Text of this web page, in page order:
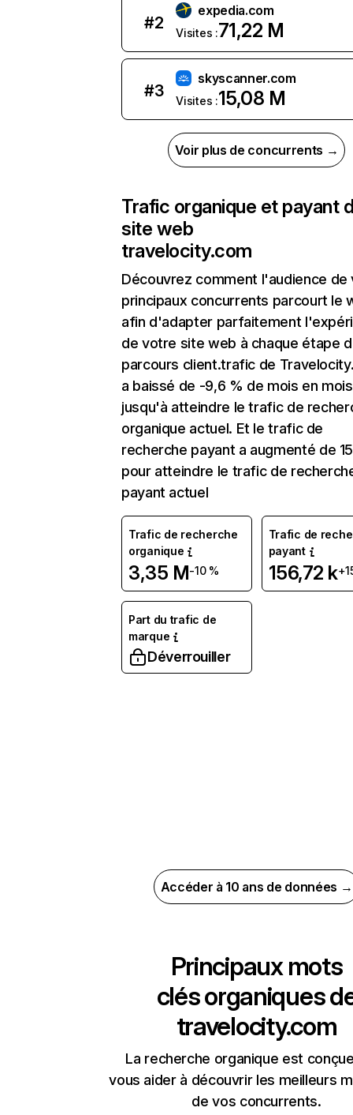
#2
expedia.com
Visites :71,22 M
#3
skyscanner.com
Visites :15,08 M
Voir plus de concurrents →
Trafic organique et payant
site web
travelocity.com
Découvrez comment l'audience de
principaux concurrents parcourt le
afin d'adapter parfaitement
de votre site web à chaque étape
parcours client.trafic de
a baissé de -9,6 % de mois en mois
jusqu'à atteindre le trafic de
organique actuel. Et le trafic de
recherche payant a augmenté de
pour atteindre le trafic de
payant actuel
Trafic de recherche
organique
3,35 M-10 %
Trafic de
payant
156,72 k
Part du trafic de
marque
Déverrouiller
Accéder à 10 ans de données →
Principaux mots
clés organiques
travelocity.com
La recherche organique est
vous aider à découvrir les meilleurs
de vos concurrents.